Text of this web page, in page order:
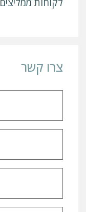
צרו קשר